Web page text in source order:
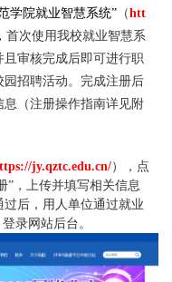
学院就业智慧系统” （htt
首次使用我校就业智慧系
审核完成后即可进行职
招聘活动。完成注册后
息（注册操作指南详见附
jy.qztc.edu.cn/），点
”，上传并填写相关信息
后，用人单位通过就业
录网站后台。